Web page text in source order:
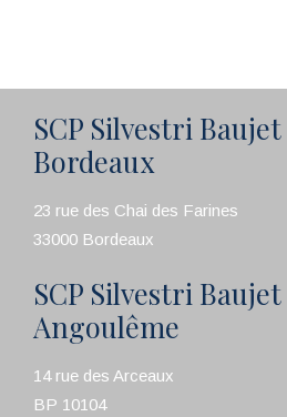
SCP Silvestri Baujet
Bordeaux
23 rue des Chai des Farines
33000 Bordeaux
SCP Silvestri Baujet
Angoulême
14 rue des Arceaux
BP 10104